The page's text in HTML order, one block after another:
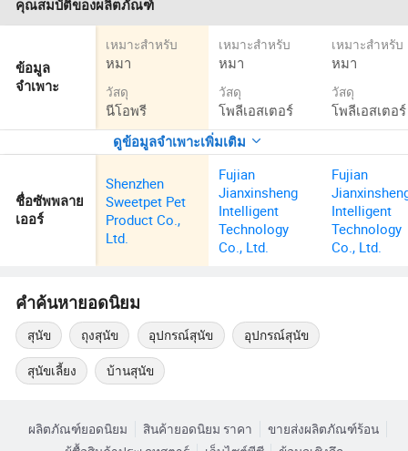
คุณสมบัติของผลิตภัณฑ์
ข้อมูล
จำเพาะ
เหมาะสำหรับ
หมา
วัสดุ
นีโอพรี
เหมาะสำหรับ
หมา
วัสดุ
โพลีเอสเตอร์
เหมาะสำหรับ
หมา
วัสดุ
โพลีเอสเตอร์
ดูข้อมูลจำเพาะเพิ่มเติม
ชื่อซัพพลาย
เออร์
Shenzhen
Sweetpet Pet
Product Co.,
Ltd.
Fujian
Jianxinsheng
Intelligent
Technology
Co., Ltd.
Fujian
Intelligent
Technology
Co., Ltd.
คำค้นหายอดนิยม
สุนัข ถุงสุนัข อุปกรณ์สุนัข อุปกรณ์สุนัข
สุนัขเลี้ยง บ้านสุนัข
ผลิตภัณฑ์ยอดนิยม สินค้ายอดนิยม ราคา
ขายส่งผลิตภัณฑ์ร้อน